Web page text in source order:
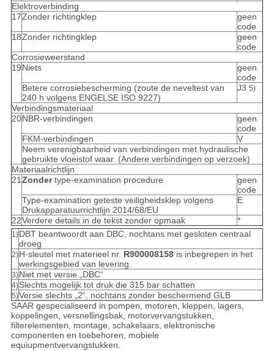
Elektroverbinding
17Zonder richtingklep
geen
code
18Zonder richtingklep
geen
code
Corrosieweerstand
19Niets
geen
code
Betere corrosiebescherming (zoute de neveltest van
240 h volgens ENGELSE ISO 9227)
J3 5)
Verbindingsmateriaal
20NBR-verbindingen
geen
code
FKM-verbindingen
V
Neem verenigbaarheid van verbindingen met hydraulische
gebruikte vloeistof waar. (Andere verbindingen op verzoek)
Materiaalrichtlijn
21Zondertype-examination procedure
geen
code
Type-examination geteste veiligheidsklep volgens
Drukapparatuurrichtlijn 2014/68/EU
E
22Verdere details in de tekst zonder opmaak *
1)DBT beantwoordt aan DBC, nochtans met gesloten centraal
droeg
2)H-sleutel met materieel nr. R900008158is inbegrepen in het
werkingsgebied van levering.
3)Niet met versie „DBC“
4)Slechts mogelijk tot druk die 315 bar schatten
5)Versie slechts „2“, nochtans zonder beschermend GLB
SAAR gespecialiseerd in pompen, motoren, kleppen, lagers,
koppelingen, versnellingsbak, motorvervangstukken,
filterelementen, montage, schakelaars, elektronische
componenten en toebehoren, mobiele
equiupmentvervangstukken.